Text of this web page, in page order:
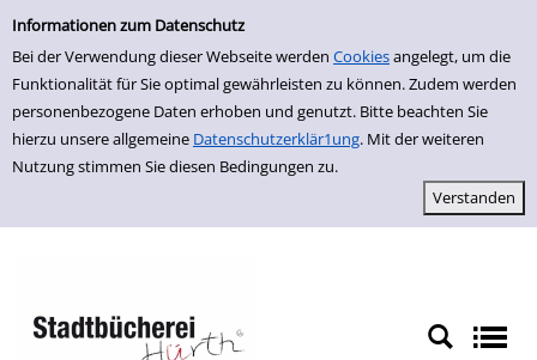
Einfache Suche
Informationen zum Datenschutz
Bei der Verwendung dieser Webseite werden Cookiesangelegt, um die
Funktionalität für Sie optimal gewährleisten zu können. Zudem werden
personenbezogene Daten erhoben und genutzt. Bitte beachten Sie
hierzu unsere allgemeine Datenschutzerklär1ung. Mit der weiteren
Nutzung stimmen Sie diesen Bedingungen zu.
zur Navigation springen
zum Inhalt springen
Zu den Suchfiltern springen
Zur Trefferliste springen